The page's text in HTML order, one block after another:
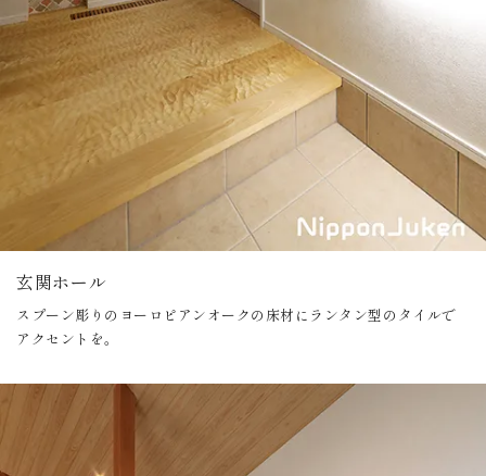
玄関ホール
スプーン彫りのヨーロピアンオークの床材にランタン型のタイルで
アクセントを。